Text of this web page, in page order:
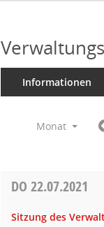
Informationen
Monat
DO22.07.2021
Sitzung des